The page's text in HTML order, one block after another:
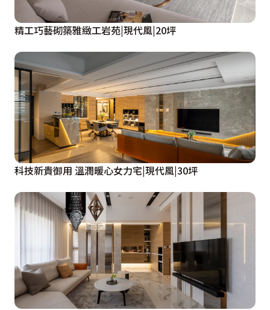
精工巧藝砌築雅緻工岩苑|現代風|20坪
科技新貴御用 溫潤暖心女力宅|現代風|30坪